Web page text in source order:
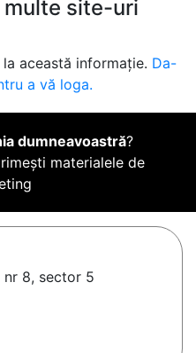
multe site-uri
această informație. Da-
a vă loga.
dumneavoastră?
materialele de
nr 8, sector 5